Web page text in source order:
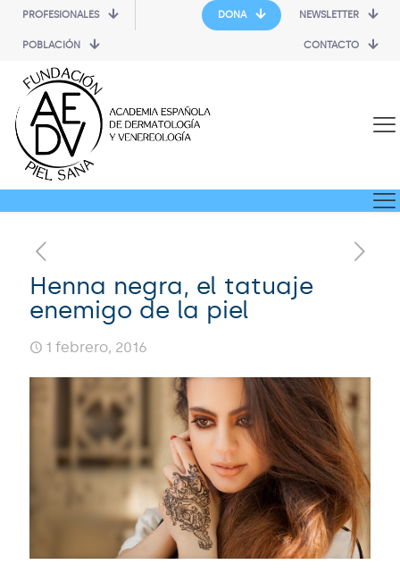
PROFESIONALES
POBLACIÓN
DONA NEWSLETTER
CONTACTO
Henna negra, el tatuaje
enemigo de la piel
1 febrero, 2016